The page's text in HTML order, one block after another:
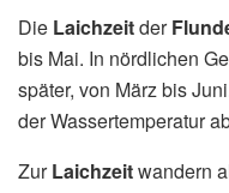
Die Laichzeitder
bis Mai. In nördlichen
später, von März bis
der Wassertemperatur
ZurLaichzeitwandern